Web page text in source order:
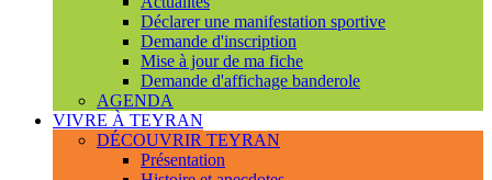
Déclarer une manifestation sportive
Demande d'inscription
Mise à jour de ma fiche
Demande d'affichage banderole
AGENDA
VIVRE À TEYRAN
DÉCOUVRIR TEYRAN
Présentation